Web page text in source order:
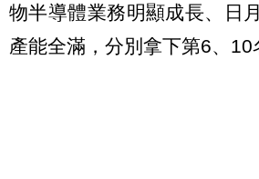
物半導體業務明顯成長、日
產能全滿，分別拿下第6、10